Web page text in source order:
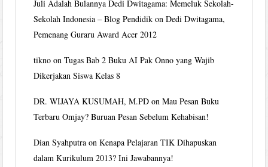
Juli Adalah Bulannya Dedi Dwitagama: Memeluk Sekolah-
Sekolah Indonesia – Blog Pendidik onDedi Dwitagama,
Pemenang Guraru Award Acer 2012
tikno onTugas Bab 2 Buku AI Pak Onno yang Wajib
Dikerjakan Siswa Kelas 8
DR. WIJAYA KUSUMAH, M.PD onMau Pesan Buku
Terbaru Omjay? Buruan Pesan Sebelum Kehabisan!
Dian Syahputra onKenapa Pelajaran TIK Dihapuskan
dalam Kurikulum 2013? Ini Jawabannya!